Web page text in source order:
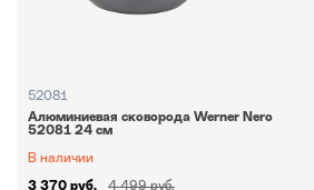
52081
Алюминиевая сковорода Werner Nero
52081 24 см
В наличии
3 370 руб. 4 499 руб.